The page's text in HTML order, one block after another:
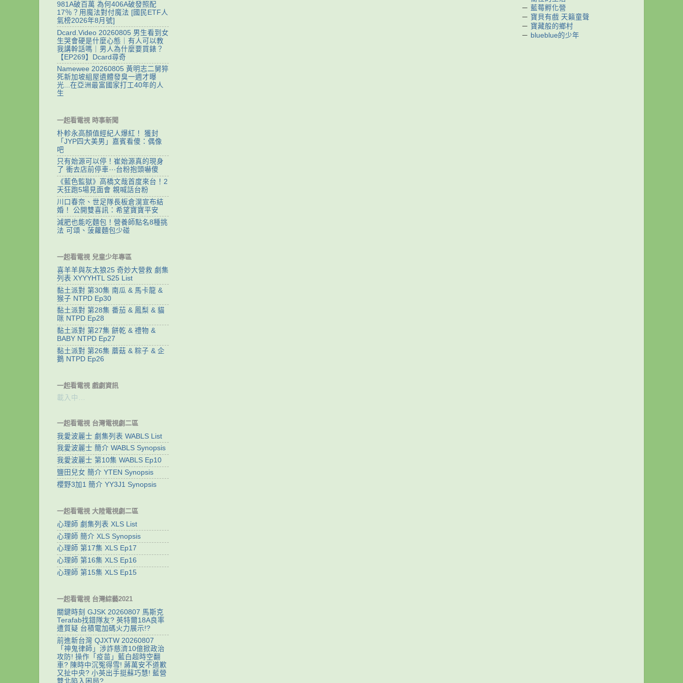
981A破百萬 為何406A破發照配
17％？用魔法對付魔法 [國民ETF人
氣榜2026年8月號]
Dcard.Video 20260805 男生看到女
生哭會硬是什麼心態｜有人可以教
我講幹話嗎｜男人為什麼要買錶？
【EP269】Dcard尋奇
Namewee 20260805 黃明志二舅猝
死新加坡組屋遺體發臭一週才曝
光...在亞洲最富國家打工40年的人
生
一起看電視 時事新聞
朴軫永高顏值經紀人爆紅！ 獲封
「JYP四大美男」嘉賓看傻：偶像
吧
只有始源可以停！崔始源真的現身
了 衝去店前停車⋯台粉抱頭嚇傻
《藍色監獄》高橋文哉首度來台！2
天狂跑5場見面會 親喊話台粉
川口春奈、世足隊長板倉滉宣布結
婚！ 公開雙喜訊：希望寶寶平安
減肥也能吃麵包！營養師點名8種挑
法 可頌、菠蘿麵包少碰
一起看電視 兒童少年專區
喜羊羊與灰太狼25 奇妙大營救 劇集
列表 XYYYHTL S25 List
黏土派對 第30集 南瓜 & 馬卡龍 &
猴子 NTPD Ep30
黏土派對 第28集 番茄 & 鳳梨 & 貓
咪 NTPD Ep28
黏土派對 第27集 餅乾 & 禮物 &
BABY NTPD Ep27
黏土派對 第26集 蘑菇 & 粽子 & 企
鵝 NTPD Ep26
一起看電視 戲劇資訊
載入中…
一起看電視 台灣電視劇二區
我愛波麗士 劇集列表 WABLS List
我愛波麗士 簡介 WABLS Synopsis
我愛波麗士 第10集 WABLS Ep10
鹽田兒女 簡介 YTEN Synopsis
櫻野3加1 簡介 YY3J1 Synopsis
一起看電視 大陸電視劇二區
心理師 劇集列表 XLS List
心理師 簡介 XLS Synopsis
心理師 第17集 XLS Ep17
心理師 第16集 XLS Ep16
心理師 第15集 XLS Ep15
一起看電視 台灣綜藝2021
關鍵時刻 GJSK 20260807 馬斯克
Terafab找錯隊友? 英特爾18A良率
遭質疑 台積電加碼火力展示!?
前進新台灣 QJXTW 20260807
「神鬼律師」涉詐慈濟10億掀政治
攻防! 操作「疫苗」藍白超時空翻
車? 陳時中沉冤得雪! 蔣萬安不道歉
又扯中央? 小英出手挺蘇巧慧! 藍營
雙北陷入困局?
－ 藍莓孵化營
－ 寶貝有戲 天籟童聲
－ 寶藏般的鄉村
－ blueblue的少年